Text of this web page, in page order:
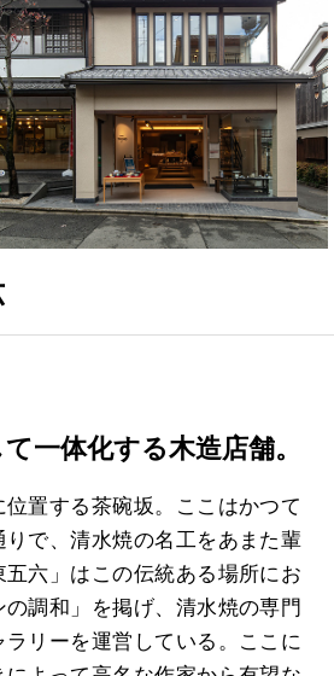
一体化する木造店舗。
置する茶碗坂。ここはかつて
で、清水焼の名工をあまた輩
六」はこの伝統ある場所にお
調和」を掲げ、清水焼の専門
ラリーを運営している。ここに